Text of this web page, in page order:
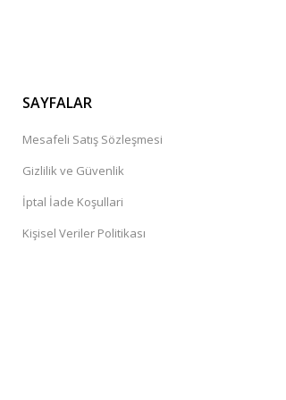
SAYFALAR
Mesafeli Satış Sözleşmesi
Gizlilik ve Güvenlik
İptal İade Koşullari
Kişisel Veriler Politikası